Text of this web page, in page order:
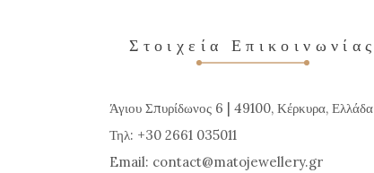
Στοιχεία Επικοινωνίας
Άγιου Σπυρίδωνος 6 | 49100, Κέρκυρα, Ελλάδα
Τηλ: +30 2661 035011
Email: contact matojewellery gr